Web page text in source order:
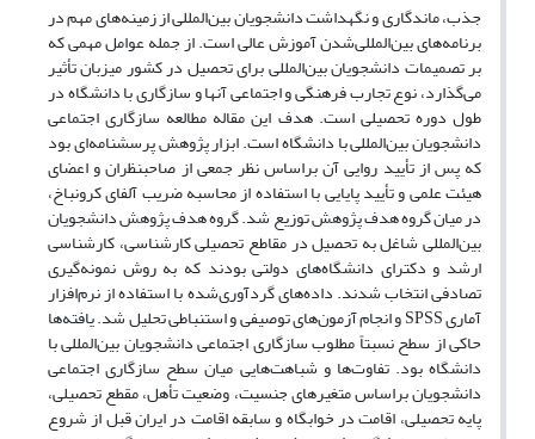
جذب، ماندگاری و نگهداشت دانشجویان بین‌المللی از زمینه‌های مهم در
برنامه‌های بین‌المللی‌شدن آموزش عالی است. از جمله عوامل مهمی که
بر تصمیمات دانشجویان بین‌المللی برای تحصیل در کشور میزبان تأثیر
می‌گذارد، نوع تجارب فرهنگی و اجتماعی آنها و سازگاری با دانشگاه در
طول دوره تحصیلی است. هدف این مقاله مطالعه سازگاری اجتماعی
دانشجویان بین‌المللی با دانشگاه است. ابزار پژوهش پرسشنامه‌ای بود
که پس از تأیید روایی آن براساس نظر جمعی از صاحبنظران و اعضای
هیئت علمی و تأیید پایایی با استفاده از محاسبه ضریب آلفای کرونباخ،
در میان گروه هدف پژوهش توزیع شد. گروه هدف پژوهش دانشجویان
بین‌المللی شاغل به تحصیل در مقاطع تحصیلی کارشناسی، کارشناسی
ارشد و دکترای دانشگاه‌های دولتی بودند که به روش نمونه‌گیری
تصادفی انتخاب شدند. داده‌های گردآوری‌شده با استفاده از نرم‌افزار
آماری SPSS و انجام آزمون‌های توصیفی و استنباطی تحلیل شد. یافته‌ها
حاکی از سطح نسبتاً مطلوب سازگاری اجتماعی دانشجویان بین‌المللی با
دانشگاه بود. تفاوت‌ها و شباهت‌هایی میان سطح سازگاری اجتماعی
دانشجویان براساس متغیرهای جنسیت، وضعیت تأهل، مقطع تحصیلی،
پایه تحصیلی، اقامت در خوابگاه و سابقه اقامت در ایران قبل از شروع